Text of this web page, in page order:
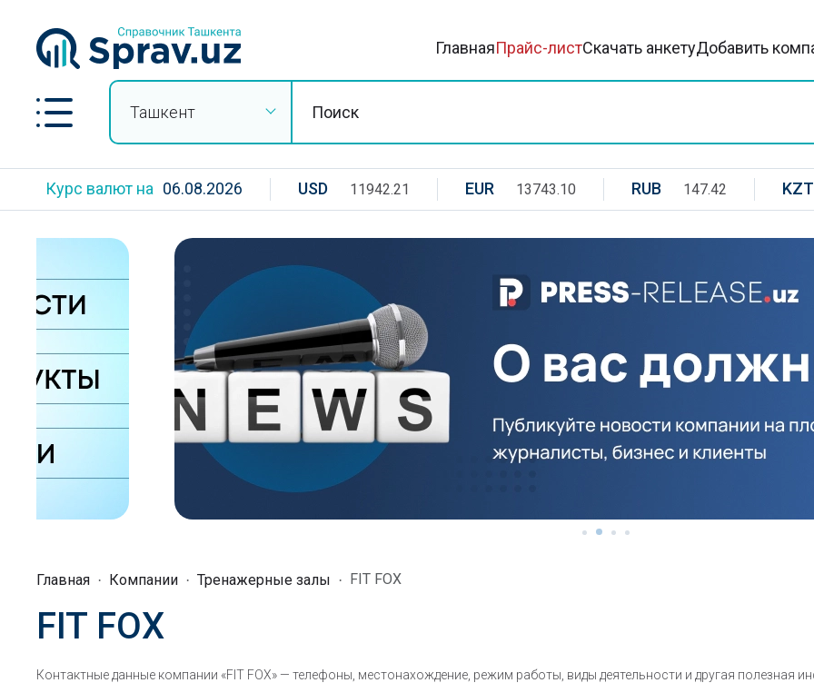
ГлавнаяПрайс-листСкачать анкетуДобавить
Ташкент
Курс валют на 06.08.2026 USD 11942.21 EUR 13743.10 RUB 147.42 KZT
Главная Компании Тренажерные залы FIT FOX
FIT FOX
Контактные данные компании «FIT FOX» — телефоны, местонахождение, режим работы, виды деятельности и другая полезная